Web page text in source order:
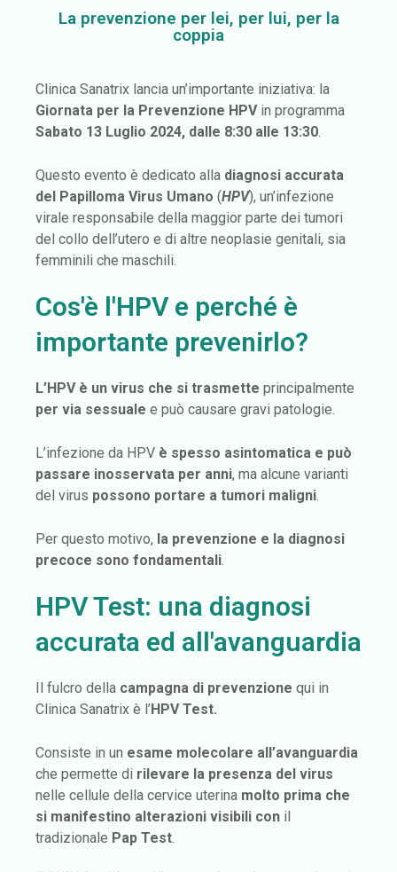
La prevenzione per lei, per lui, per la
coppia
Clinica Sanatrix lancia un’importante iniziativa: la
Giornata per la Prevenzione HPV in programma
Sabato 13 Luglio 2024, dalle 8:30 alle 13:30.
Questo evento è dedicato alla diagnosi accurata
del Papilloma Virus Umano (HPV), un’infezione
virale responsabile della maggior parte dei tumori
del collo dell’utero e di altre neoplasie genitali, sia
femminili che maschili.
Cos'è l'HPV e perché è
importante prevenirlo?
L’HPV è un virus che si trasmette principalmente
per via sessuale e può causare gravi patologie.
L’infezione da HPV è spesso asintomatica e può
passare inosservata per anni, ma alcune varianti
del virus possono portare a tumori maligni.
Per questo motivo, la prevenzione e la diagnosi
precoce sono fondamentali.
HPV Test: una diagnosi
accurata ed all'avanguardia
Il fulcro della campagna di prevenzione qui in
Clinica Sanatrix è l’HPV Test.
Consiste in un esame molecolare all’avanguardia
che permette di rilevare la presenza del virus
nelle cellule della cervice uterina molto prima che
si manifestino alterazioni visibili con il
tradizionale Pap Test.